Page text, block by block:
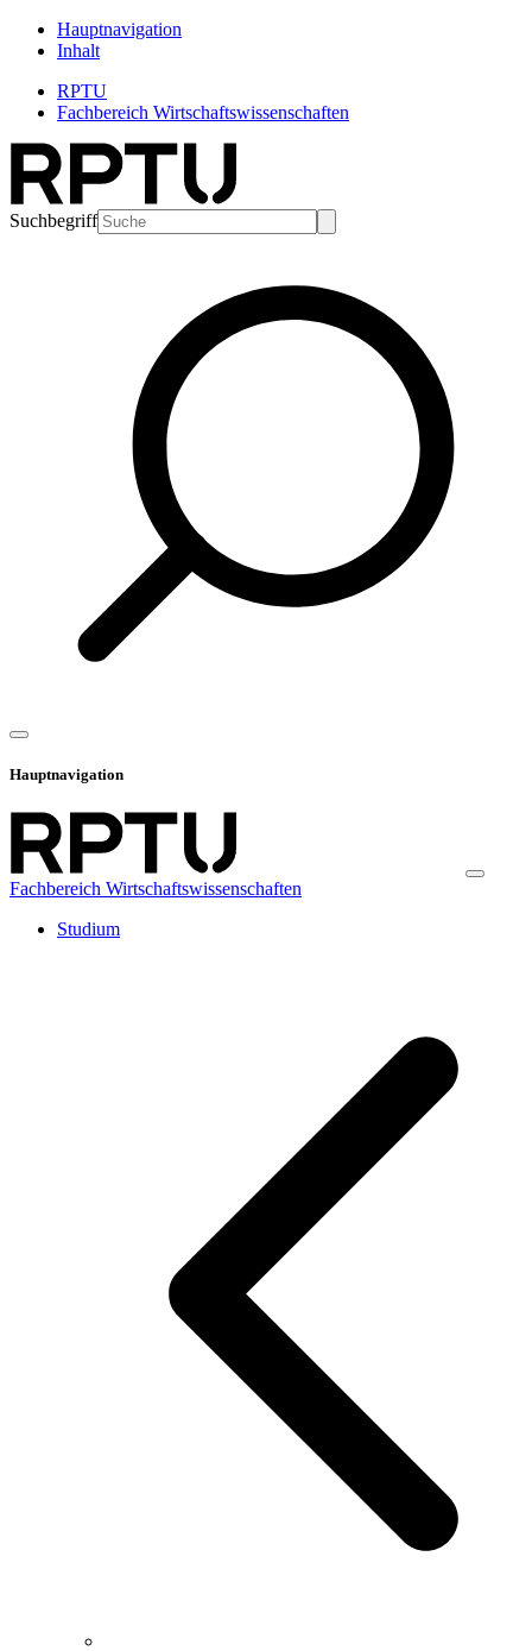
Hauptnavigation
Inhalt
RPTU
Fachbereich Wirtschaftswissenschaften
Suchbegriff
Hauptnavigation
Fachbereich Wirtschaftswissenschaften
Studium